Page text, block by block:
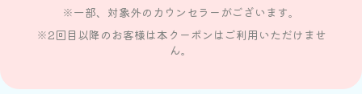
※一部、対象外のカウンセラーがございます。
※2回目以降のお客様は本クーポンはご利用いただけませ
ん。